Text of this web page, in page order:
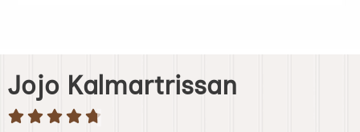
Jojo Kalmartrissan